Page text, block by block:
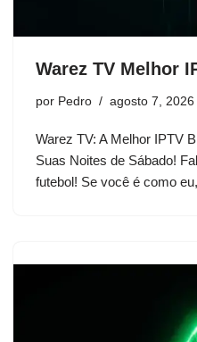
Warez TV Melhor
por Pedro agosto 7, 2026
Warez TV: A Melhor IPTV
Suas Noites de Sábado!
futebol! Se você é como